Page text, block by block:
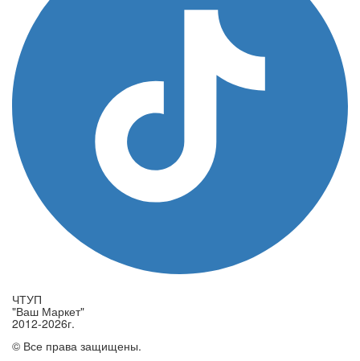
ЧТУП
"Ваш Маркет"
2012-2026г.
© Все права защищены.